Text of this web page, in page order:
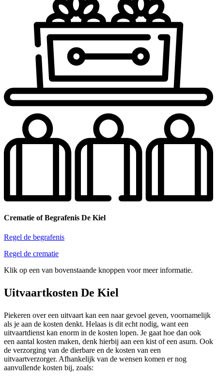
Crematie of Begrafenis De Kiel
Regel de begrafenis
Regel de crematie
Klik op een van bovenstaande knoppen voor meer informatie.
Uitvaartkosten De Kiel
Piekeren over een uitvaart kan een naar gevoel geven, voornamelijk
als je aan de kosten denkt. Helaas is dit echt nodig, want een
uitvaartdienst kan enorm in de kosten lopen. Je gaat hoe dan ook
een aantal kosten maken, denk hierbij aan een kist of een asurn. Ook
de verzorging van de dierbare en de kosten van een
uitvaartverzorger. Afhankelijk van de wensen komen er nog
aanvullende kosten bij, zoals: